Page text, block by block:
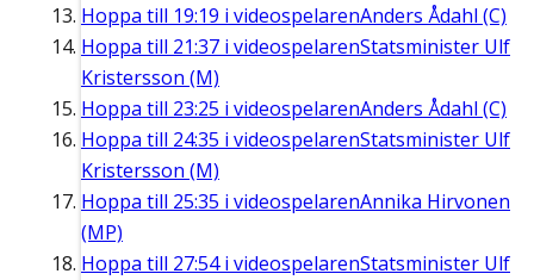
Hoppa till 19:19 i videospelarenAnders Ådahl (C)
Hoppa till 21:37 i videospelarenStatsminister Ulf
Kristersson (M)
Hoppa till 23:25 i videospelarenAnders Ådahl (C)
Hoppa till 24:35 i videospelarenStatsminister Ulf
Kristersson (M)
Hoppa till 25:35 i videospelarenAnnika Hirvonen
(MP)
Hoppa till 27:54i videospelarenStatsminister Ulf